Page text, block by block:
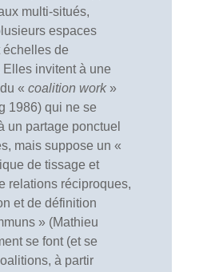
multi-situés,
espaces
échelles de
invitent à une
« coalition work»
1986) qui ne se
un partage ponctuel
mais suppose un «
de tissage et
relations réciproques,
et de définition
» (Mathieu
se font (et se
à partir